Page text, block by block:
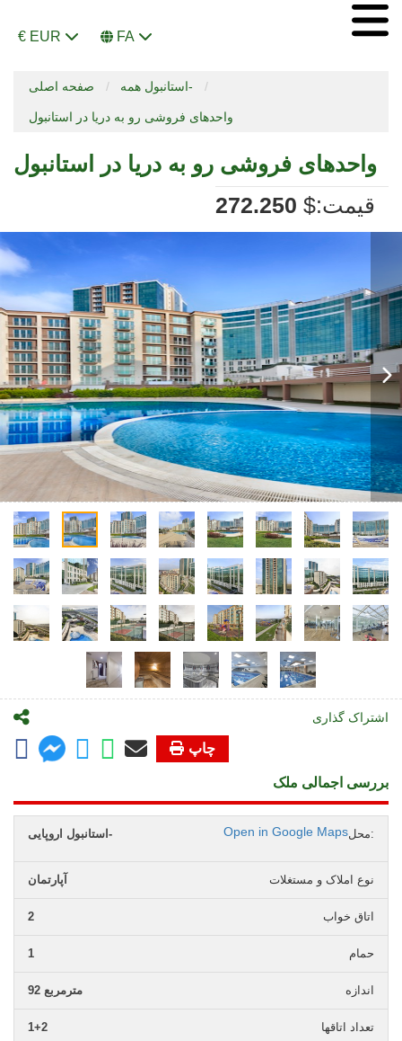
€ EUR FA
صفحه اصلی استانبول همه-
واحدهای فروشی رو به دریا در استانبول
واحدهای فروشی رو به دریا در استانبول
:قیمت
272.250 $
اشتراک گذاری
چاپ
بررسی اجمالی ملک
محل: استانبول اروپایی- Open in Google Maps
نوع املاک و مستغلات آپارتمان
اتاق خواب 2
حمام 1
اندازه 92 مترمربع
تعداد اتاقها 1+2